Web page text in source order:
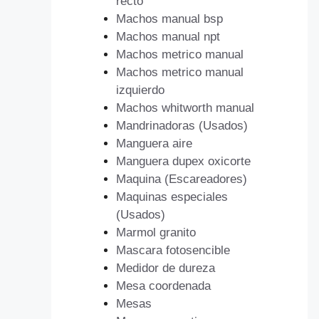
Machos manual bsp
Machos manual npt
Machos metrico manual
Machos metrico manual
izquierdo
Machos whitworth manual
Mandrinadoras (Usados)
Manguera aire
Manguera dupex oxicorte
Maquina (Escareadores)
Maquinas especiales
(Usados)
Marmol granito
Mascara fotosencible
Medidor de dureza
Mesa coordenada
Mesas